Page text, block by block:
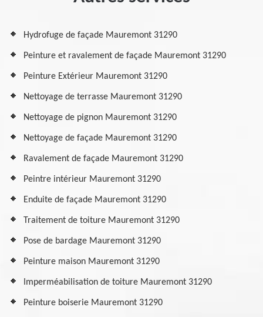
Hydrofuge de façade Mauremont 31290
Peinture et ravalement de façade Mauremont 31290
Peinture Extérieur Mauremont 31290
Nettoyage de terrasse Mauremont 31290
Nettoyage de pignon Mauremont 31290
Nettoyage de façade Mauremont 31290
Ravalement de façade Mauremont 31290
Peintre intérieur Mauremont 31290
Enduite de façade Mauremont 31290
Traitement de toiture Mauremont 31290
Pose de bardage Mauremont 31290
Peinture maison Mauremont 31290
Imperméabilisation de toiture Mauremont 31290
Peinture boiserie Mauremont 31290